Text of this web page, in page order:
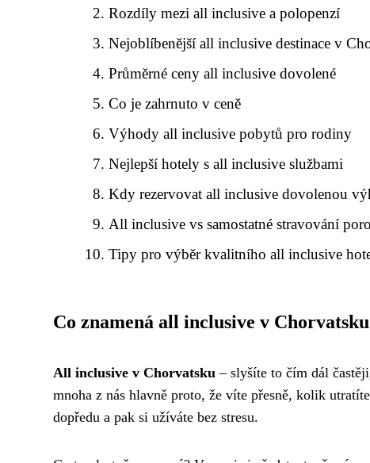
Rozdíly mezi all inclusive a polopenzí
Nejoblíbenější all inclusive destinace v
Průměrné ceny all inclusive dovolené
Co je zahrnuto v ceně
Výhody all inclusive pobytů pro rodiny
Nejlepší hotely s all inclusive službami
Kdy rezervovat all inclusive dovolenou
All inclusive vs samostatné stravování
Tipy pro výběr kvalitního all inclusive
Co znamená all inclusive v Chorvatsku
All inclusive v Chorvatsku – slyšíte to čím dál
mnoha z nás hlavně proto, že víte přesně, kolik
dopředu a pak si užíváte bez stresu.